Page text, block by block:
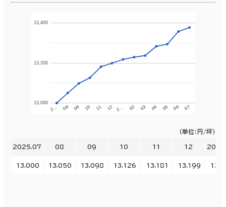
2… 08 09 10 11 12 2… 02 03 04 05 06 07
13,000
13,200
13,400
（単位：円/坪）
2025.07 08 09 10 11 12
13,000 13,050 13,098 13,126 13,181 13,199